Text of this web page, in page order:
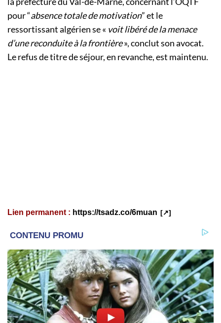
pour “absence totale de motivation” et le
ressortissant algérien se « voit libéré de la menace
d’une reconduite à la frontière», conclut son avocat.
Le refus de titre de séjour, en revanche, est maintenu.
Lien permanent : https://tsadz.co/6muan